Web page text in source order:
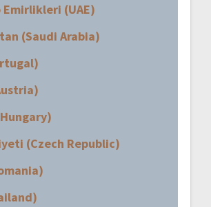
(UAE)
(Saudi Arabia)
(Czech Republic)